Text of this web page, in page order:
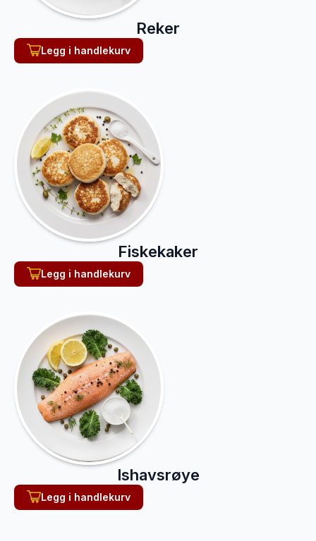
Reker
Legg i handlekurv
Fiskekaker
Legg i handlekurv
Ishavsrøye
Legg i handlekurv